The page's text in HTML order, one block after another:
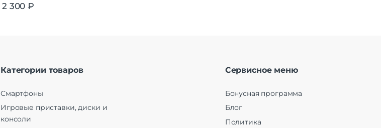
2 300 ₽
Категории товаров
Смартфоны
Игровые приставки, диски и
консоли
Сервисное меню
Бонусная программа
Блог
Политика